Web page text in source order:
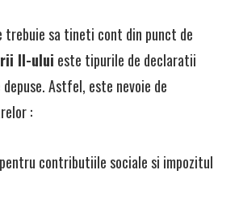
trebuie sa tineti cont din punct de
II-ului este tipurile de declaratii
Astfel, este nevoie de
:
contributiile sociale si impozitul